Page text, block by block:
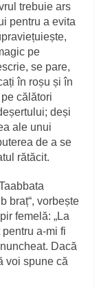
trebuie ars
pentru a evita
pe
se pare,
în roșu și în
călători
deși
ale unui
de a se
rătăcit.
braț“, vorbește
femelă: „La
pentru a-mi fi
Dacă
voi spune că